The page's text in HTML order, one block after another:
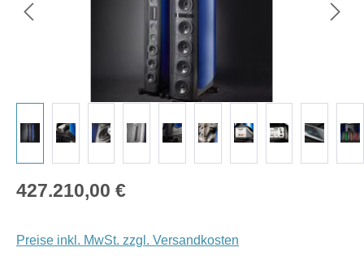
Regulärer Preis:
427.210,00 €
Preise inkl. MwSt. zzgl. Versandkosten